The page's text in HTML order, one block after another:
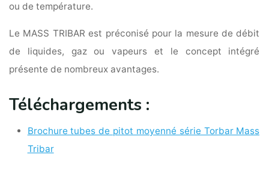
ou de température.
Le MASS TRIBAR est préconisé pour la mesure de débit
de liquides, gaz ou vapeurs et le concept intégré
présente de nombreux avantages.
Téléchargements :
Brochure tubes de pitot moyenné série Torbar Mass
Tribar